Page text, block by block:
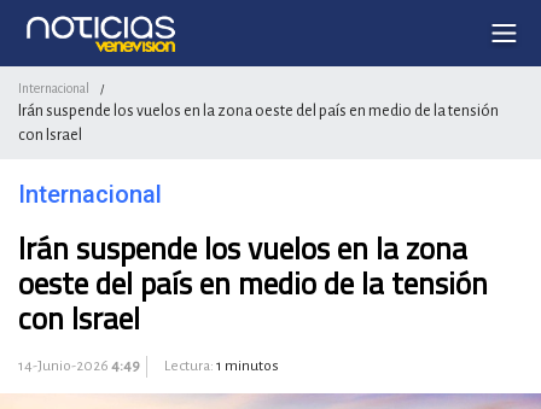
Internacional /
Irán suspende los vuelos en la zona oeste del país en medio de la tensión
con Israel
Internacional
Irán suspende los vuelos en la zona
oeste del país en medio de la tensión
con Israel
14-Junio-2026 4:49 Lectura: 1 minutos